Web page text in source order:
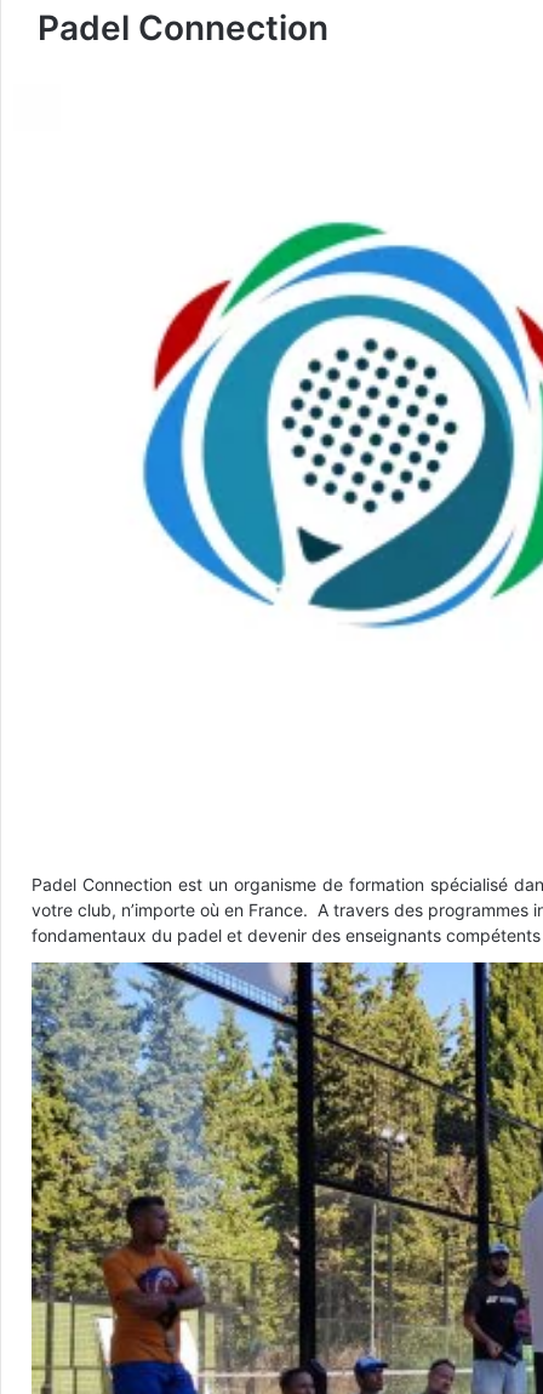
Padel Connection
Padel Connection est un organisme de formation spécialisé
votre club, n’importe où en France. A travers des programmes
fondamentaux du padel et devenir des enseignants